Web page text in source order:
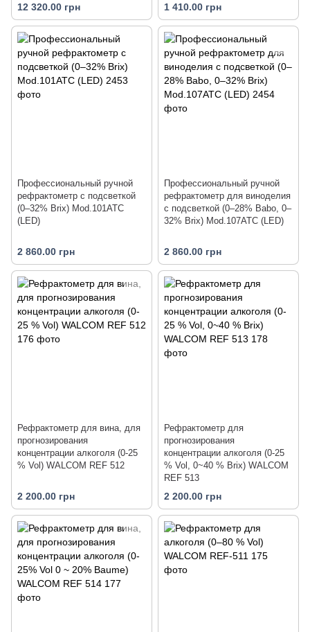
12 320.00 грн 1 410.00 грн
Профессиональный ручной
рефрактометр с подсветкой
(0–32% Brix) Mod.101ATC
(LED)
2 860.00 грн
Профессиональный ручной
рефрактометр для виноделия
с подсветкой (0–28% Babo, 0–
32% Brix) Mod.107ATC (LED)
2 860.00 грн
Рефрактометр для вина, для
прогнозирования
концентрации алкоголя (0-25
% Vol) WALCOM REF 512
2 200.00 грн
Рефрактометр для
прогнозирования
концентрации алкоголя (0-25
% Vol, 0~40 % Brix) WALCOM
REF 513
2 200.00 грн